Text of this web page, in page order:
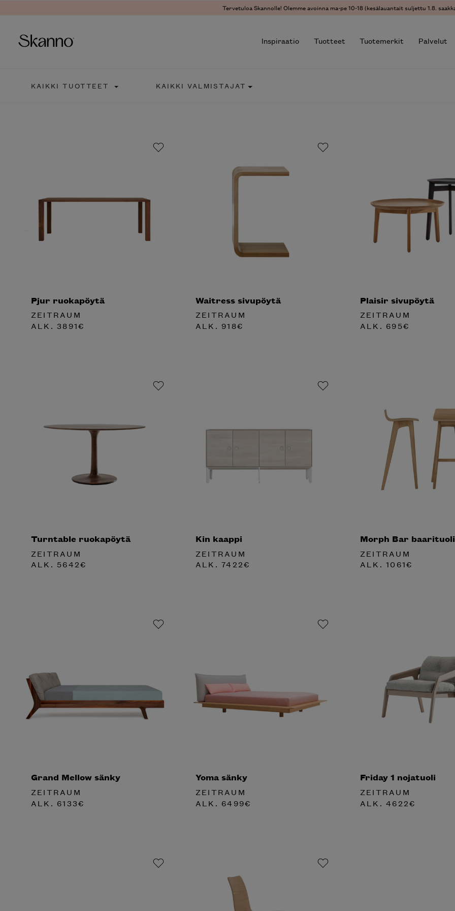
Tervetuloa Skannolle! Olemme avoinna ma-pe 10-18 (kesälauantait suljettu 1.8.
Inspiraatio Tuotteet Tuotemerkit Palvelut
KAIKKI TUOTTEET KAIKKI VALMISTAJAT
Pjur ruokapöytä
ZEITRAUM
ALK. 3891€
Waitress sivupöytä
ZEITRAUM
ALK. 918€
Plaisir sivupöytä
ZEITRAUM
ALK. 695€
Turntable ruokapöytä
ZEITRAUM
ALK. 5642€
Kin kaappi
ZEITRAUM
ALK.7422€
Morph Bar baarituoli
ZEITRAUM
ALK.1061€
Grand Mellow sänky
ZEITRAUM
ALK. 6133€
Yoma sänky
ZEITRAUM
ALK. 6499€
Friday 1 nojatuoli
ZEITRAUM
ALK.4622€